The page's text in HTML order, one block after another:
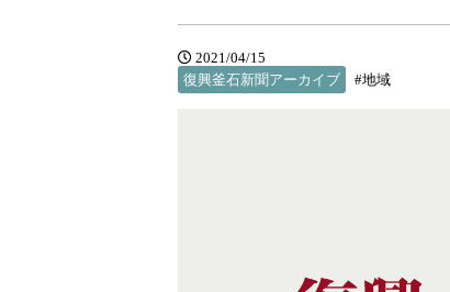
2021/04/15
復興釜石新聞アーカイブ
#地域